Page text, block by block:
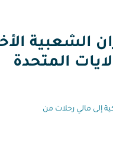
الشعبية
المتحدة
إلى مالي رحلات من